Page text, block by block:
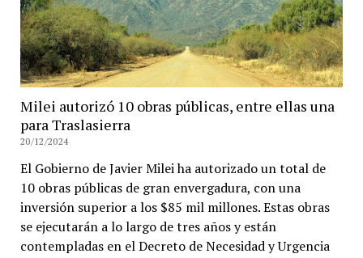
Milei autorizó 10 obras públicas, entre ellas una
para Traslasierra
20/12/2024
El Gobierno de Javier Milei ha autorizado un total de
10 obras públicas de gran envergadura, con una
inversión superior a los $85 mil millones. Estas obras
se ejecutarán a lo largo de tres años y están
contempladas en el Decreto de Necesidad y Urgencia